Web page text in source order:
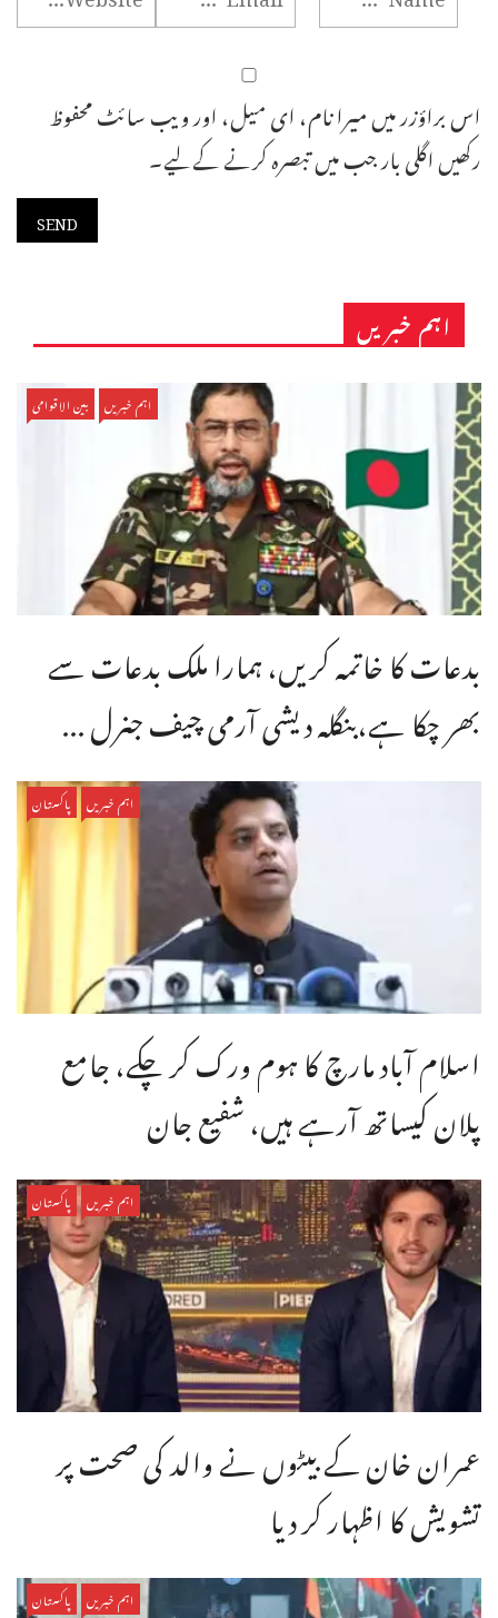
اس براؤزر میں میرا نام، ای میل، اور ویب سائٹ محفوظ
رکھیں اگلی بار جب میں تبصرہ کرنے کےلیے۔
اہم خبریں
اہم خبریں بین الاقوامی
بدعات کا خاتمہ کریں، ہمارا ملک بدعات سے
بھر چکا ہے،بنگله دیشی آرمی چیف جنرل ...
اہم خبریں پاکستان
اسلام آباد مارچ کا ہوم ورک کر چکے، جامع
پلان کیساتھ آرہے ہیں، شفیع جان
اہم خبریں پاکستان
عمران خان کے بیٹوں نے والد کی صحت پر
تشویش کا اظہار کر دیا
اہم خبریں پاکستان